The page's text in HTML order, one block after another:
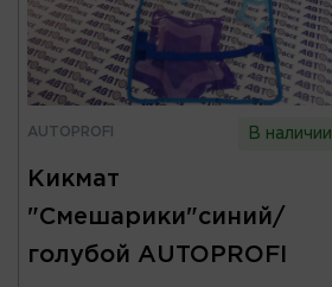
AUTOPROFI В наличии
Кикмат
"Смешарики"синий/
голубой AUTOPROFI